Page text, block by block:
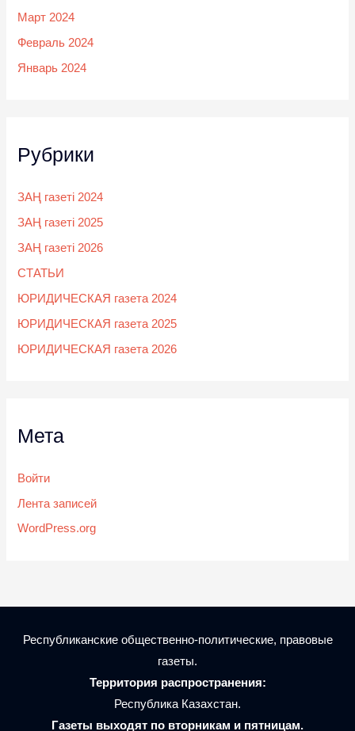
Март 2024
Февраль 2024
Январь 2024
Рубрики
ЗАҢ газеті 2024
ЗАҢ газеті 2025
ЗАҢ газеті 2026
СТАТЬИ
ЮРИДИЧЕСКАЯ газета 2024
ЮРИДИЧЕСКАЯ газета 2025
ЮРИДИЧЕСКАЯ газета 2026
Мета
Войти
Лента записей
WordPress.org
Республиканские общественно-политические, правовые
газеты.
Территория распространения:
Республика Казахстан.
Газеты выходят по вторникам и пятницам.